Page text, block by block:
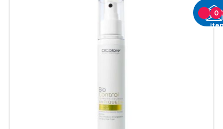
CATEGORIAS
BARBEARIA
ACESSORIOS BARBER
ESCOVAS
FINALIZADORES
0